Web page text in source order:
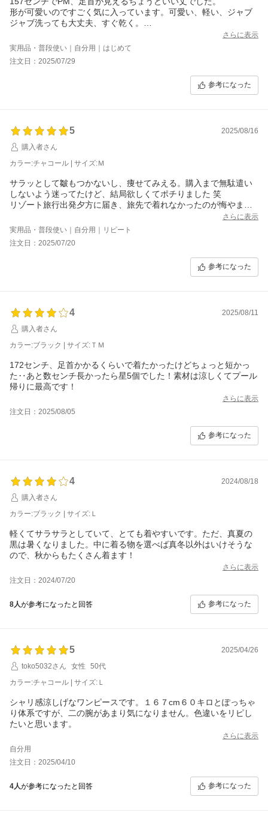
形が可愛いのですごく気に入っています。可愛い、軽い、ジャブ
ジャブ洗っても大丈夫、すぐ乾く。
あえて言うなら、、もないです！
さらに表示
実用品・普段使い｜自分用｜はじめて
注文日：2025/07/29
参考になった
5
2025/08/16
購入者さん
カラー:チャコール | サイズ:Ｍ
サラッとして皺もつかないし、痩せてみえる。購入まで無駄遣い
しないよう迷ってたけど、結局欲しくてポチりました 笑
リゾート旅行出発夕方に届き、旅先で着れなかったのが悔やまれ
ます。ホント迷ってないでもっと早く買えば良かったです。さらに表示
実用品・普段使い｜自分用｜リピート
注文日：2025/07/20
参考になった
4
2025/08/11
購入者さん
カラー:ブラック | サイズ:ＴＭ
172センチ、足首かかるくらいで着たかったけどちょっと短かっ
た‥あと数センチ長かったら星5個でした！素材は涼しくてプール
帰りに最高です！
さらに表示
注文日：2025/08/05
参考になった
4
2024/08/18
購入者さん
カラー:ブラック | サイズ:Ｌ
軽くてサラサラとしていて、とても着やすいです。ただ、真夏の
黒は暑くなりました。中に着る物を選べば真冬以外はいけそうな
ので、秋からもたくさん着ます！
さらに表示
注文日：2024/07/20
8人が参考になったと回答 参考になった
5
2025/04/26
toko5032さん
女性
50代
カラー:チャコール | サイズ:Ｌ
シャリ感涼しげなワンピースです。１６７cm６０キロとぽっちゃ
り体系ですが、二の腕があまり気になりません。色違いをリピし
たいと思います。
さらに表示
自分用
注文日：2025/04/10
4人が参考になったと回答 参考になった